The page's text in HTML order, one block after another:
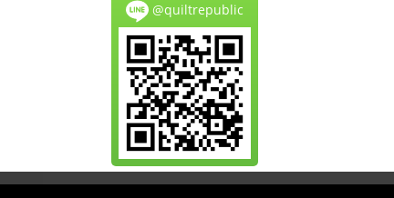
@quiltrepublic